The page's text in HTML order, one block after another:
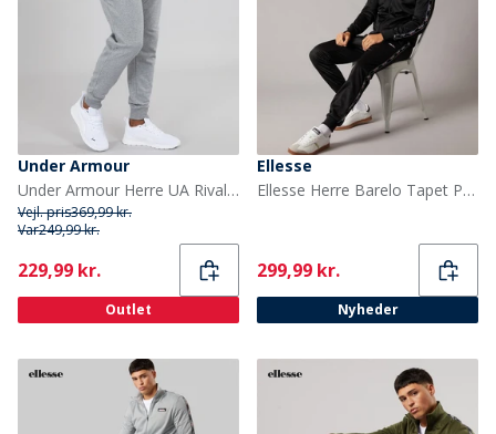
Under Armour
Under Armour Herre UA Rival Fleece Joggingbukser Castlerock Lys Heather/Hvid
Vejl. pris369,99 kr.
Var249,99 kr.
Current
229,99 kr.
Outlet
Ellesse
Ellesse Herre Barelo Tapet Polyester Træningsdragt Sort
Current
299,99 kr.
Nyheder